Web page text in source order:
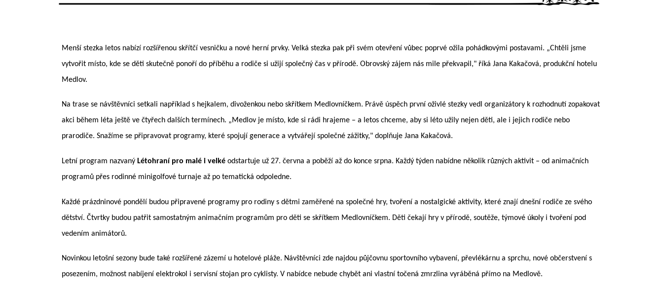
Menší stezka letos nabízí rozšířenou skřítčí vesničku a nové herní prvky. Velká stezka pak při svém otevření vůbec poprvé ožila pohádkovými postavami. „Chtěli jsme
vytvořit místo, kde se děti skutečně ponoří do příběhu a rodiče si užijí společný čas v přírodě. Obrovský zájem nás mile překvapil," říká Jana Kakačová, produkční hotelu
Medlov.
Na trase se návštěvníci setkali například s hejkalem, divoženkou nebo skřítkem Medlovníčkem. Právě úspěch první oživlé stezky vedl organizátory k rozhodnutí zopakovat
akci během léta ještě ve čtyřech dalších termínech. „Medlov je místo, kde si rádi hrajeme – a letos chceme, aby si léto užily nejen děti, ale i jejich rodiče nebo
prarodiče. Snažíme se připravovat programy, které spojují generace a vytvářejí společné zážitky," doplňuje Jana Kakačová.
Letní program nazvaný Létohraní pro malé i velké odstartuje už 27. června a poběží až do konce srpna. Každý týden nabídne několik různých aktivit – od animačních
programů přes rodinné minigolfové turnaje až po tematická odpoledne.
Každé prázdninové pondělí budou připravené programy pro rodiny s dětmi zaměřené na společné hry, tvoření a nostalgické aktivity, které znají dnešní rodiče ze svého
dětství. Čtvrtky budou patřit samostatným animačním programům pro děti se skřítkem Medlovníčkem. Děti čekají hry v přírodě, soutěže, týmové úkoly i tvoření pod
vedením animátorů.
Novinkou letošní sezony bude také rozšířené zázemí u hotelové pláže. Návštěvníci zde najdou půjčovnu sportovního vybavení, převlékárnu a sprchu, nové občerstvení s
posezením, možnost nabíjení elektrokol i servisní stojan pro cyklisty. V nabídce nebude chybět ani vlastní točená zmrzlina vyráběná přímo na Medlově.